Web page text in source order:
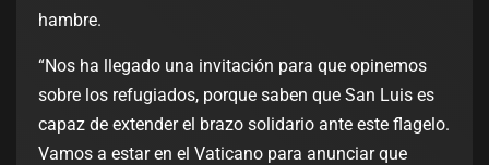
hambre.
“Nos ha llegado una invitación para que opinemos
sobre los refugiados, porque saben que San Luis es
capaz de extender el brazo solidario ante este flagelo.
Vamos a estar en el Vaticano para anunciar que